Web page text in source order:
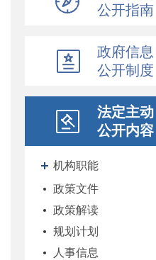
公开指南
政府信息
公开制度
法定主动
公开内容
机构职能
政策文件
政策解读
规划计划
人事信息